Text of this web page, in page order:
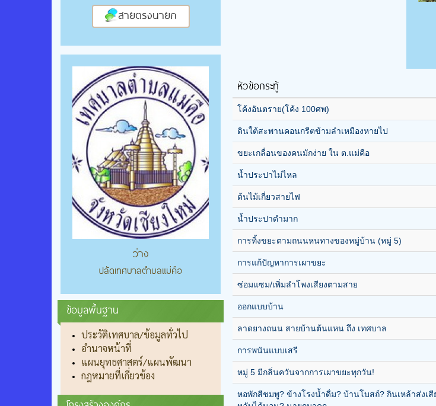
สายตรงนายก
ว่าง
ปลัดเทศบาลตำบลแม่คือ
ข้อมูลพื้นฐาน
ประวัติเทศบาล/ข้อมูลทั่วไป
อำนาจหน้าที่
แผนยุทธศาสตร์/แผนพัฒนา
กฎหมายที่เกี่ยวข้อง
หัวข้อกระทู้
โค้งอันตราย(โค้ง 100ศพ)
ดินใต้สะพานคอนกรีตข้ามลำเหมืองหายไป
ขยะเกลื่อนของคนมักง่าย ใน ต.แม่คือ
น้ำประปาไม่ไหล
ต้นไม้เกี่ยวสายไฟ
น้ำประปาดำมาก
การทิ้งขยะตามถนนหนทางของหมู่บ้าน (หมู่ 5)
การแก้ปัญหาการเผาขยะ
ซ่อมแซม/เพิ่มลำโพงเสียงตามสาย
ออกแบบบ้าน
ลาดยางถนน สายบ้านต้นแหน ถึง เทศบาล
การพนันแบบเสรี
หมู่ 5 มีกลิ่นควันจากการเผาขยะทุกวัน!
หอพักสีชมพู? ข้างโรงน้ำดื่ม? บ้านโบสถ์? กินเหล้าส่งเสี